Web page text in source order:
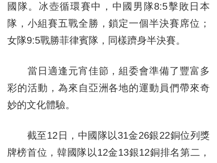
國隊。冰壺循環賽中，中國男隊8:5擊敗日本
隊，小組賽五戰全勝，鎖定一個半決賽席位；
女隊9:5戰勝菲律賓隊，同樣躋身半決賽。
當日適逢元宵佳節，組委會準備了豐富多
彩的活動，為來自亞洲各地的運動員們帶來奇
妙的文化體驗。
截至12日，中國隊以31金26銀22銅位列獎
牌榜首位，韓國隊以12金13銀12銅排名第二，